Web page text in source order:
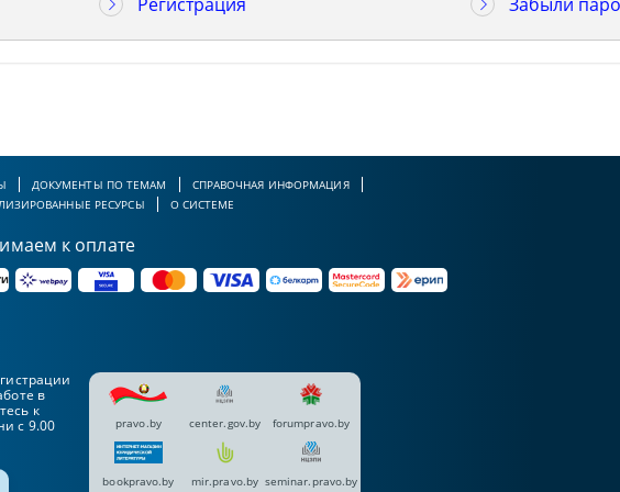
ДОКУМЕНТЫ ПО ТЕМАМ
СПРАВОЧНАЯ ИНФОРМАЦИЯ
РЕСУРСЫ
О СИСТЕМЕ
к оплате
в
к
с 9.00
pravo.by center.gov.by forumpravo.by
bookpravo.by mir.pravo.by seminar.pravo.by